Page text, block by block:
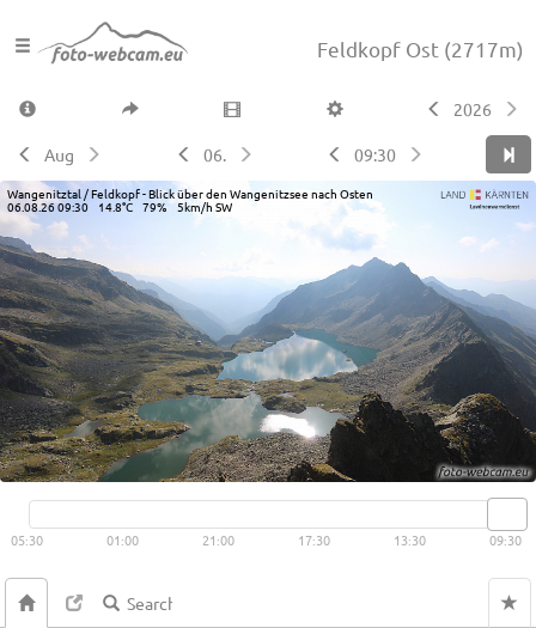
Feldkopf Ost (2717m)
2026
Aug 06. 09:30
Wangenitztal / Feldkopf - Blick über den Wangenitzsee nach Osten
06.08.26 09:30 14.8°C 79% 5km/h SW
Live video available → View
05:30 01:00 21:00 17:30 13:30 09:30